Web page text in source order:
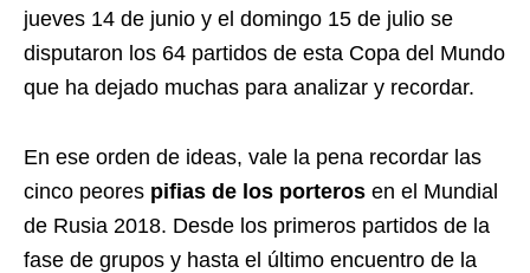
jueves 14 de junio y el domingo 15 de julio se
disputaron los 64 partidos de esta Copa del Mundo
que ha dejado muchas para analizar y recordar.
En ese orden de ideas, vale la pena recordar las
cinco peores pifias de los porteros en el Mundial
de Rusia 2018. Desde los primeros partidos de la
fase de grupos y hasta el último encuentro de la